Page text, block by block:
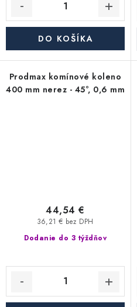
DO KOŠÍKA
Prodmax komínové koleno
400 mm nerez - 45°, 0,6 mm
Dodanie do 3 týždňov
36,21 € bez DPH
44,54 €